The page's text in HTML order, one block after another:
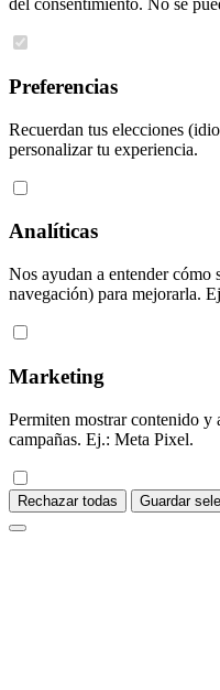
del consentimiento. No se
Preferencias
Recuerdan tus elecciones
personalizar tu experiencia.
Analíticas
Nos ayudan a entender cómo
navegación) para mejorarla.
Marketing
Permiten mostrar contenido y
campañas. Ej.: Meta Pixel.
Rechazar todas Guardar